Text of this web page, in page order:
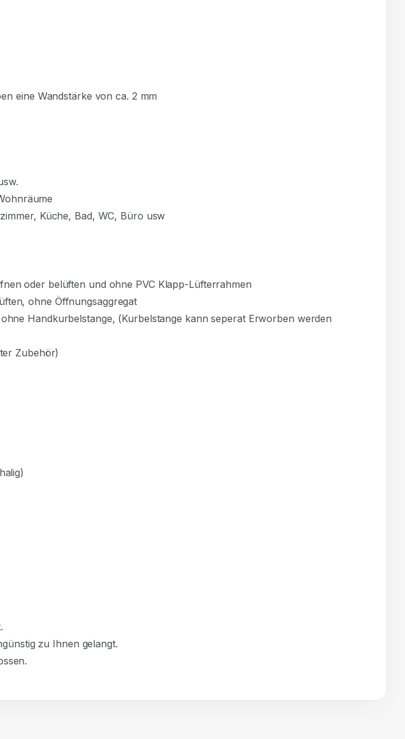
eine Wandstärke von ca. 2 mm
Küche, Bad, WC, Büro usw
oder belüften und ohne PVC Klapp-Lüfterrahmen
ohne Öffnungsaggregat
Handkurbelstange, (Kurbelstange kann seperat Erworben werden
Zubehör)
zu Ihnen gelangt.